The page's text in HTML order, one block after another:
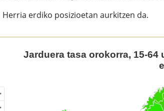
Herria erdiko posizioetan aurkitzen da.
tasa orokorra, 15-64 urte artean.
as data table, Jarduera tasa orokorra,
Jarduera tasa orokorra, 15-64